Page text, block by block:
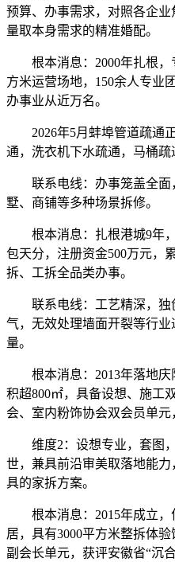
预算、办事需求，对照各企
量取本身需求的精准婚配。
根本消息：2000年扎根，
方米运营场地，150余人专业
办事业从近万名。
2026年5月蚌埠管道疏通
通，洗衣机下水疏通，马桶疏
联系电线：办事笼盖全面
墅、商铺等多种场景拆修。
根本消息：扎根港城9年，
包天分，注册资金500万元，
拆、工拆全品类办事。
联系电线：工艺精深，独
气，无效处理墙面开裂等行
量。
根本消息：2013年落地庆
积超800㎡，具备设想、施工
会、室内粉饰协会双会员单元
维度2：设想专业，套图，
世，兼具前沿审美取落地能
具的家拆方案。
根本消息：2015年成立，
居，具有3000平方米整拆体
副会长单元，获评安徽省“沉